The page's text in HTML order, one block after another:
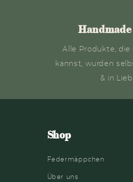
Alle Produkte,
kannst, wurden
& in
Shop
Federmäppchen
Über uns